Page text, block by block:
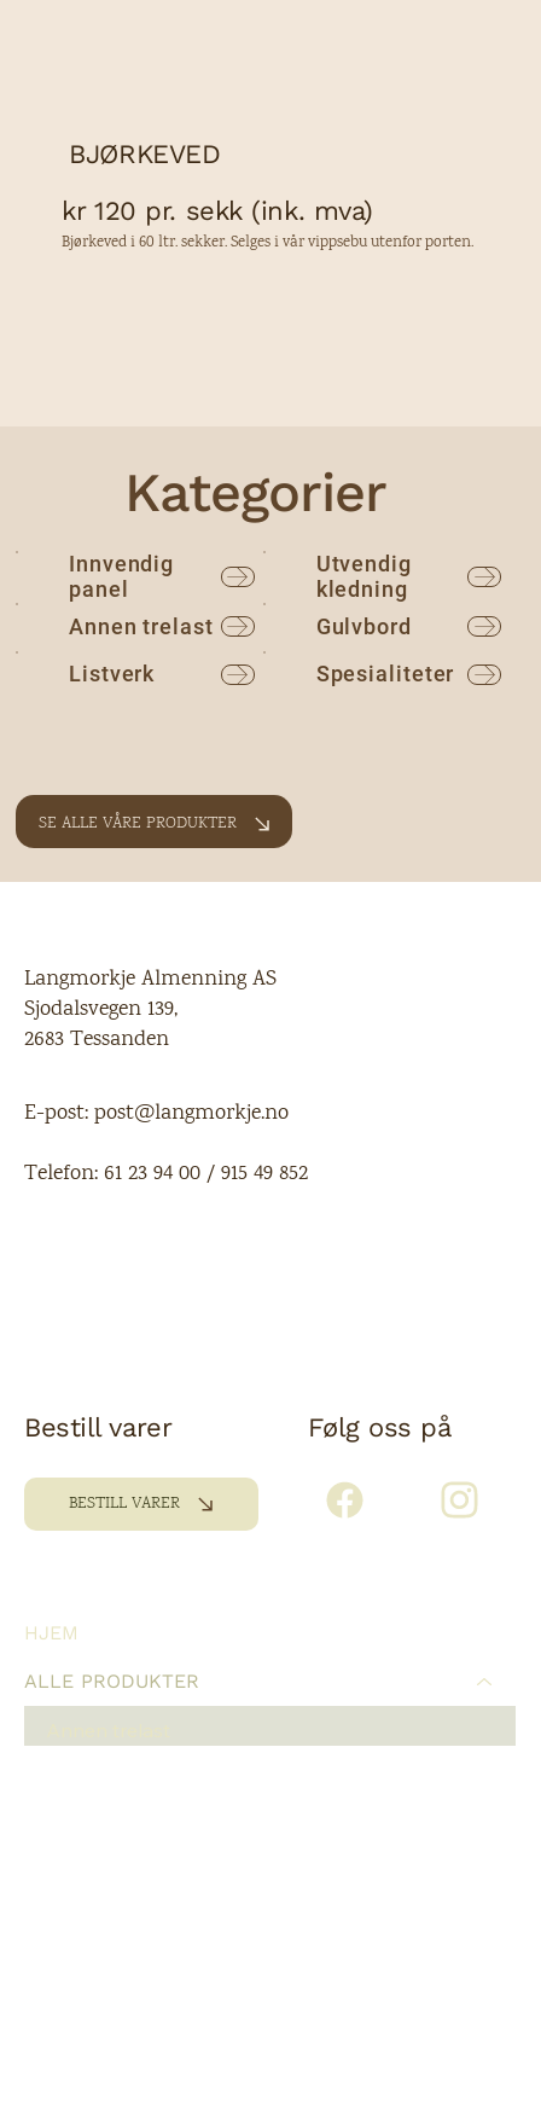
BJØRKEVED
kr 120 pr. sekk (ink. mva)
Bjørkeved i 60 ltr. sekker. Selges i vår vippsebu utenfor porten.
Kategorier
Innvendig
panel
Utvendig
kledning
Annen trelast
Gulvbord
Listverk
Spesialiteter
SE ALLE VÅRE PRODUKTER
Langmorkje Almenning AS
Sjodalsvegen 139,
2683 Tessanden
E-post:post@langmorkje.no
Telefon: 61 23 94 00/915 49 852
Bestill varer
BESTILL VARER
Følg oss på
HJEM
ALLE PRODUKTER